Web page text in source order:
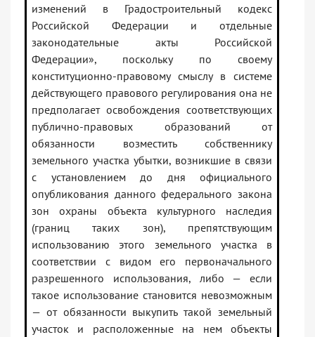
изменений в Градостроительный кодекс
Российской Федерации и отдельные
законодательные акты Российской
Федерации», поскольку по своему
конституционно-правовому смыслу в системе
действующего правового регулирования она не
предполагает освобождения соответствующих
публично-правовых образований от
обязанности возместить собственнику
земельного участка убытки, возникшие в связи
с установлением до дня официального
опубликования данного федерального закона
зон охраны объекта культурного наследия
(границ таких зон), препятствующим
использованию этого земельного участка в
соответствии с видом его первоначального
разрешенного использования, либо — если
такое использование становится невозможным
— от обязанности выкупить такой земельный
участок и расположенные на нем объекты